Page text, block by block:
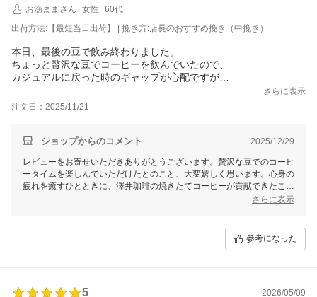
お漁ままさん
女性
60代
出荷方法:【最短当日出荷】 | 挽き方:店長のおすすめ挽き（中挽き）
本日、最後の豆で飲み終わりました。
ちょっと贅沢な豆でコーヒーを飲んでいたので、
カジュアルに戻った時のギャップが心配ですが
心身疲労度MAXの時期に金の一杯コーヒータイムが取れたのは凄
く幸運でした。コーヒーを味わいながら美味しさを噛み締める事
たまには、贅沢なお豆のコーヒーを飲もうと思います。
さらに表示
注文日：2025/11/21
ショップからのコメント 2025/12/29
レビューをお寄せいただきありがとうございます。贅沢な豆でのコーヒ
ータイムを楽しんでいただけたとのこと、大変嬉しく思います。心身の
疲れを癒すひとときに、澤井珈琲の焼きたてコーヒーが貢献できたこ
と、光栄に感じます。おっしゃる通り、価格にはそれなりの価値があり
さらに表示
参考になった
5
2026/05/09